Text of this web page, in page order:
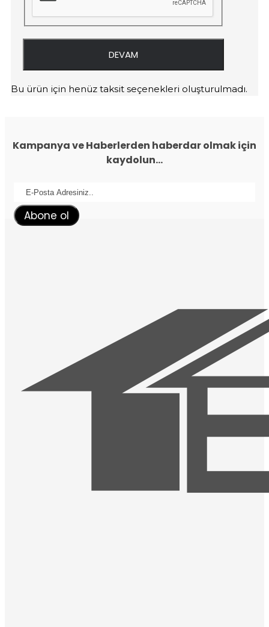
DEVAM
Bu ürün için henüz taksit seçenekleri oluşturulmadı.
Kampanya ve Haberlerden haberdar olmak için
kaydolun...
Abone ol